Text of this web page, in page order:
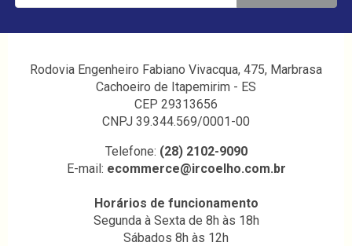
Rodovia Engenheiro Fabiano Vivacqua, 475, Marbrasa
Cachoeiro de Itapemirim - ES
CEP 29313656
CNPJ 39.344.569/0001-00
Telefone: (28) 2102-9090
E-mail: ecommerce@ircoelho.com.br
Horários de funcionamento
Segunda à Sexta de 8h às 18h
Sábados 8h às 12h